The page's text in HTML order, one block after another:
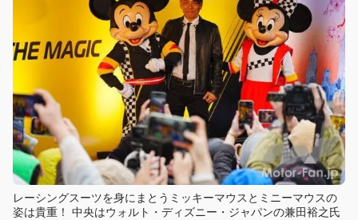
レーシングスーツを身にまとうミッキーマウスとミニーマウスの
姿は貴重！ 中央はウォルト・ディズニー・ジャパンの兼田裕之氏